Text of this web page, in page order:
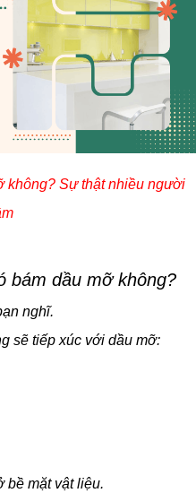
không? Sự thật nhiều người
bám dầu mỡ không?
nghĩ.
sẽ tiếp xúc với dầu mỡ:
bề mặt vật liệu.